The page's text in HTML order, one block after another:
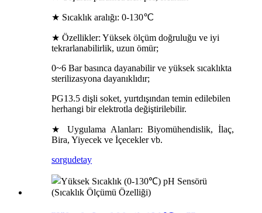
★ Sıcaklık aralığı: 0-130℃
★ Özellikler: Yüksek ölçüm doğruluğu ve iyi
tekrarlanabilirlik, uzun ömür;
0~6 Bar basınca dayanabilir ve yüksek sıcaklıkta
sterilizasyona dayanıklıdır;
PG13.5 dişli soket, yurtdışından temin edilebilen
herhangi bir elektrotla değiştirilebilir.
★ Uygulama Alanları: Biyomühendislik, İlaç,
Bira, Yiyecek ve İçecekler vb.
sorgudetay